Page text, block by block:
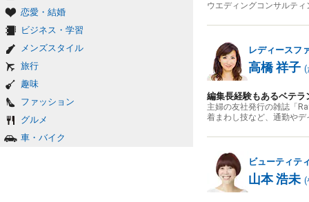
恋愛・結婚
ビジネス・学習
メンズスタイル
旅行
趣味
ファッション
グルメ
車・バイク
ウエディングコンサルテ
レディースフ
高橋 祥子 (
編集長経験もあるベテ
主婦の友社発行の雑誌「
着まわし技など、通勤や
ビューティテ
山本 浩未 (